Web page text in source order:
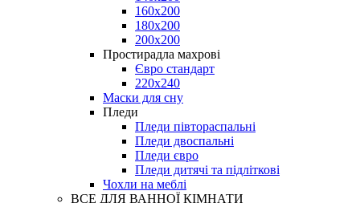
160х200
180х200
200х200
Простирадла махрові
Євро стандарт
220х240
Маски для сну
Пледи
Пледи півтораспальні
Пледи двоспальні
Пледи євро
Пледи дитячі та підліткові
Чохли на меблі
ВСЕ ДЛЯ ВАННОЇ КІМНАТИ